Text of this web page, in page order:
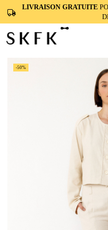
LIVRAISON GRATUITE
-50%